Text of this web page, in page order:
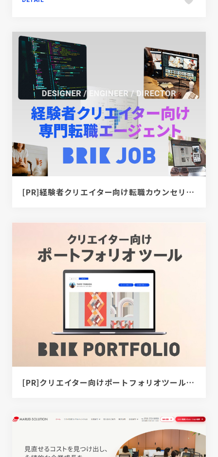
[PR]経験者クリエイター向け転職カウンセリング｜デザイナー / ディレクター / エンジニア
[PR]クリエイター向けポートフォリオツール｜BRIK PORTFOLIO